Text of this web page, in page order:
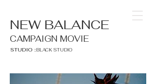
NEW BALANCE
CAMPAIGN MOVIE
STUDIO：BLACK STUDIO